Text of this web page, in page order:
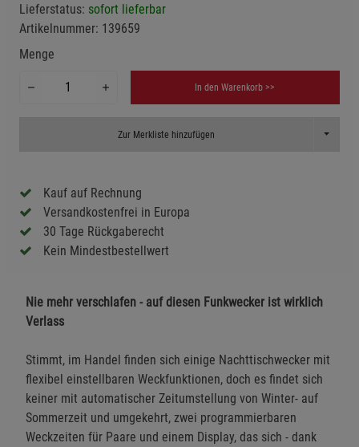
Lieferstatus: sofort lieferbar
Artikelnummer: 139659
Menge
In den Warenkorb >>
Zur Merkliste hinzufügen Toggle
Kauf auf Rechnung
Versandkostenfrei in Europa
30 Tage Rückgaberecht
Kein Mindestbestellwert
Nie mehr verschlafen - auf diesen Funkwecker ist wirklich
Verlass
Stimmt, im Handel finden sich einige Nachttischwecker mit
flexibel einstellbaren Weckfunktionen, doch es findet sich
keiner mit automatischer Zeitumstellung von Winter- auf
Sommerzeit und umgekehrt, zwei programmierbaren
Weckzeiten für Paare und einem Display, das sich - dank